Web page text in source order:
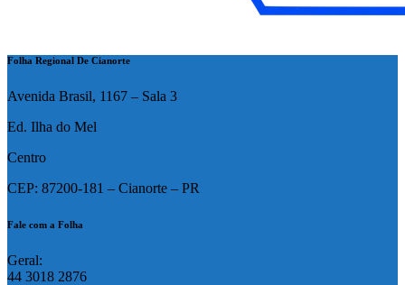
Folha Regional De Cianorte
Avenida Brasil, 1167 – Sala 3
Ed. Ilha do Mel
Centro
CEP: 87200-181 – Cianorte – PR
Fale com a Folha
Geral:
44 3018 2876